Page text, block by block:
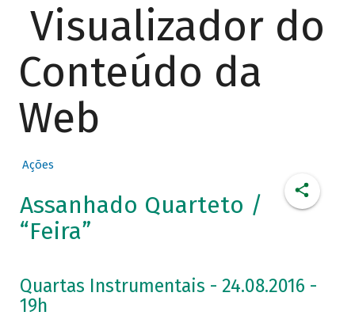
Visualizador do
Conteúdo da
Web
Ações
Assanhado Quarteto /
“Feira”
Quartas Instrumentais - 24.08.2016 -
19h